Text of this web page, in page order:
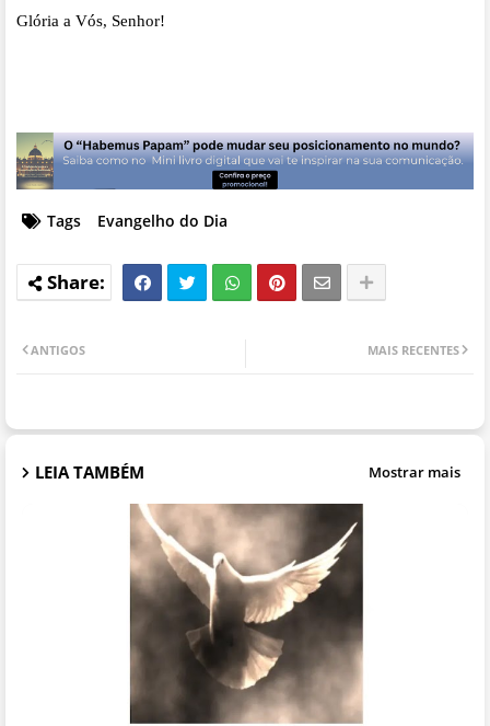
Glória a Vós, Senhor!
Tags Evangelho do Dia
MAIS RECENTES
ANTIGOS
LEIA TAMBÉM Mostrar mais